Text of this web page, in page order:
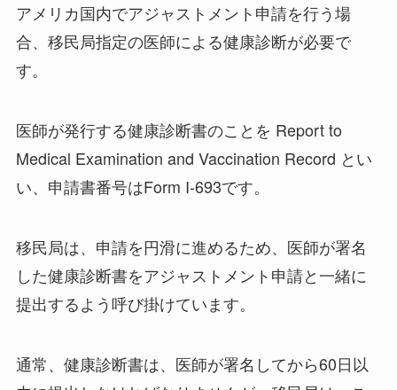
アメリカ国内でアジャストメント申請を行う場
合、移民局指定の医師による健康診断が必要で
す。
医師が発行する健康診断書のことを Report to
Medical Examination and Vaccination Record とい
い、申請書番号はForm I-693です。
移民局は、申請を円滑に進めるため、医師が署名
した健康診断書をアジャストメント申請と一緒に
提出するよう呼び掛けています。
通常、健康診断書は、医師が署名してから60日以